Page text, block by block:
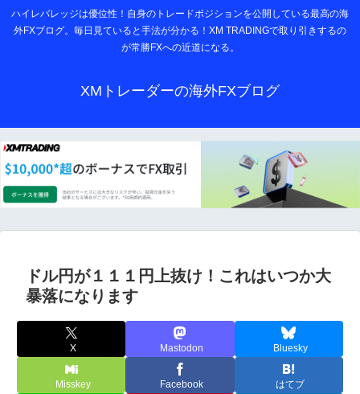
ハイレバレッジは優位性！自身のトレードポジションを公開している最高の海
外FXブログ。毎日見ていると手法が分かる！XM TRADINGで取り引きするの
が常勝FXへの近道になる。
XMトレーダーの海外FXブログ
ドル円が１１１円上抜け！これはいつか大
暴落になります
X Mastodon Bluesky
Misskey Facebook はてブ